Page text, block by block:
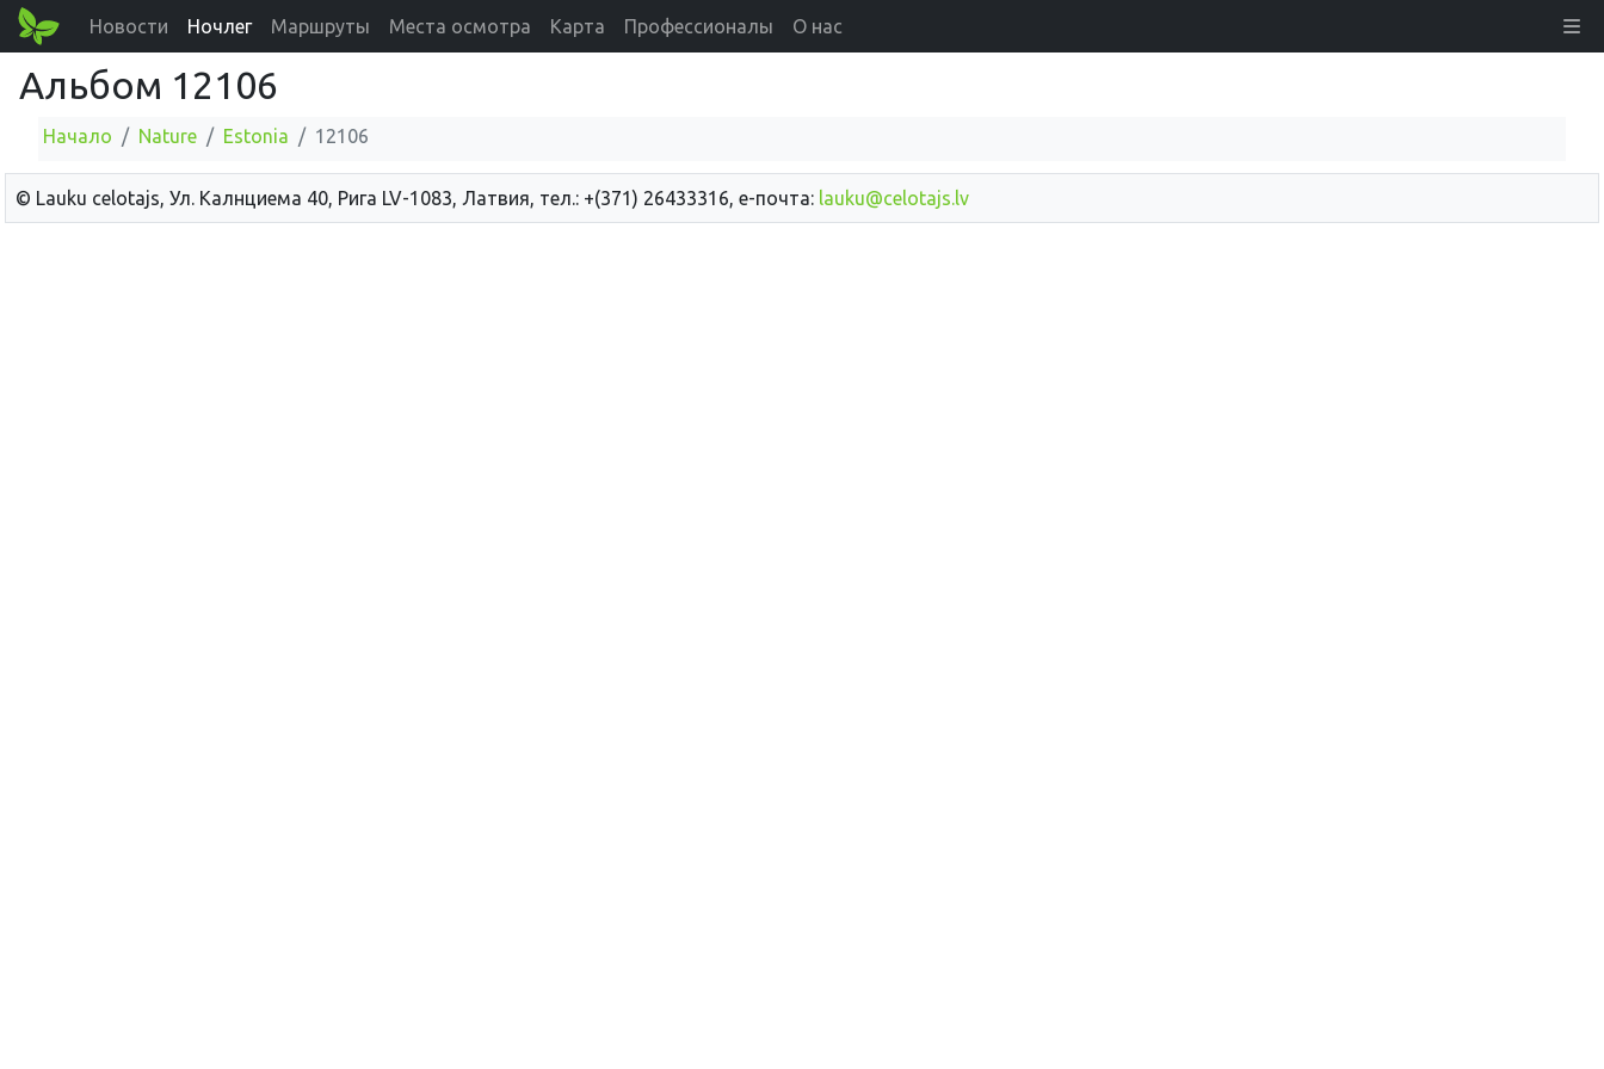
Новости Ночлег Маршруты Места осмотра Карта Профессионалы О нас
Альбом 12106
Начало Nature Estonia 12106
© Lauku сelotajs, Ул. Калнциема 40, Рига LV-1083, Латвия, тел.: +(371) 26433316, е-почта: lauku@celotajs.lv